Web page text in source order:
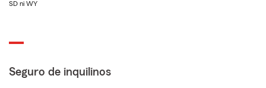
SD ni WY
Seguro de inquilinos